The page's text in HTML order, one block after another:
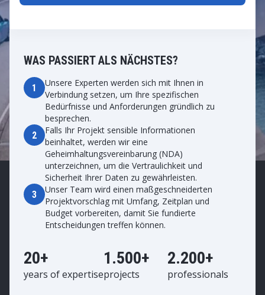
WAS PASSIERT ALS NÄCHSTES?
1
Unsere Experten werden sich mit Ihnen in
Verbindung setzen, um Ihre spezifischen
Bedürfnisse und Anforderungen gründlich zu
besprechen.
2
Falls Ihr Projekt sensible Informationen
beinhaltet, werden wir eine
Geheimhaltungsvereinbarung (NDA)
unterzeichnen, um die Vertraulichkeit und
Sicherheit Ihrer Daten zu gewährleisten.
3
Unser Team wird einen maßgeschneiderten
Projektvorschlag mit Umfang, Zeitplan und
Budget vorbereiten, damit Sie fundierte
Entscheidungen treffen können.
20+
years of expertise
1.500+
projects
2.200+
professionals